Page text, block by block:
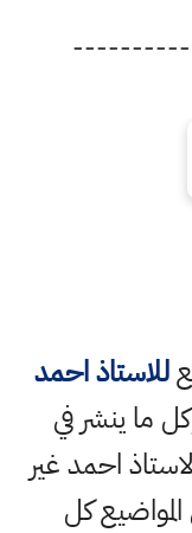
للاستاذ احمد
ما ينشر في
احمد غير
كل